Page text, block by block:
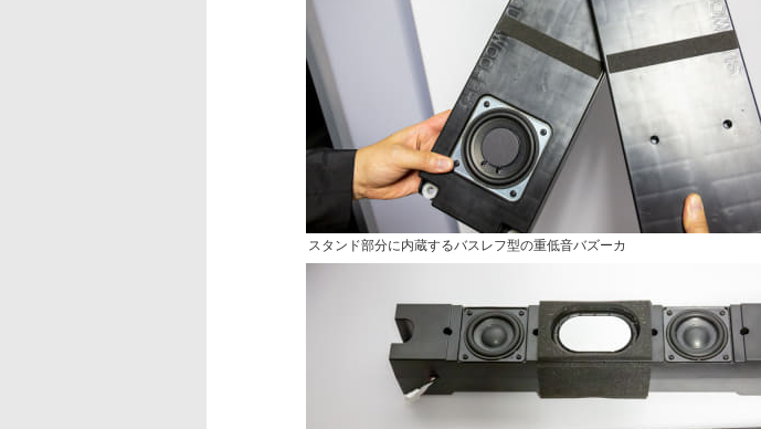
スタンド部分に内蔵するバスレフ型の重低音バズーカ